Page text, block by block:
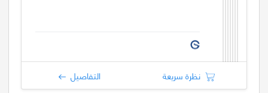
نظرة سريعة التفاصيل